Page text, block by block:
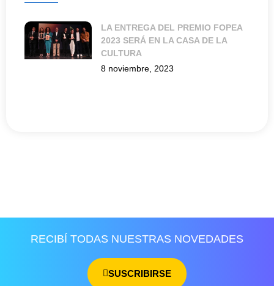
LA ENTREGA DEL PREMIO FOPEA
2023 SERÁ EN LA CASA DE LA
CULTURA
8 noviembre, 2023
RECIBÍ TODAS NUESTRAS NOVEDADES
SUSCRIBIRSE